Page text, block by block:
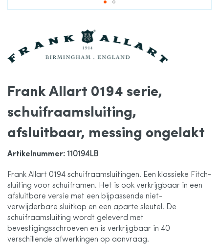
Frank Allart 0194 serie,
schuifraamsluiting,
afsluitbaar, messing ongelakt
Artikelnummer: 110194LB
Frank Allart 0194 schuifraamsluitingen. Een klassieke Fitch-
sluiting voor schuiframen. Het is ook verkrijgbaar in een
afsluitbare versie met een bijpassende niet-
verwijderbare sluitkap en een aparte sleutel. De
schuifraamsluiting wordt geleverd met
bevestigingsschroeven en is verkrijgbaar in 40
verschillende afwerkingen op aanvraag.
begin
van
gallerij